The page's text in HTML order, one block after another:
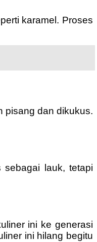
karamel. Proses
pisang dan dikukus.
sebagai lauk, tetapi
ini ke generasi
ini hilang begitu